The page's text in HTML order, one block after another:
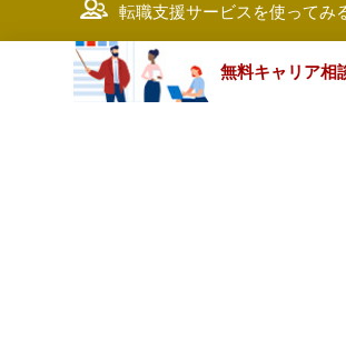
転職支援サービスを使ってみ
無料キャリア相